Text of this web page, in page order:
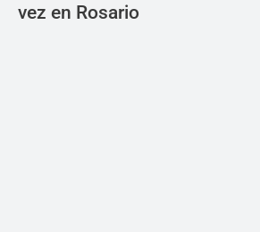
vez en Rosario